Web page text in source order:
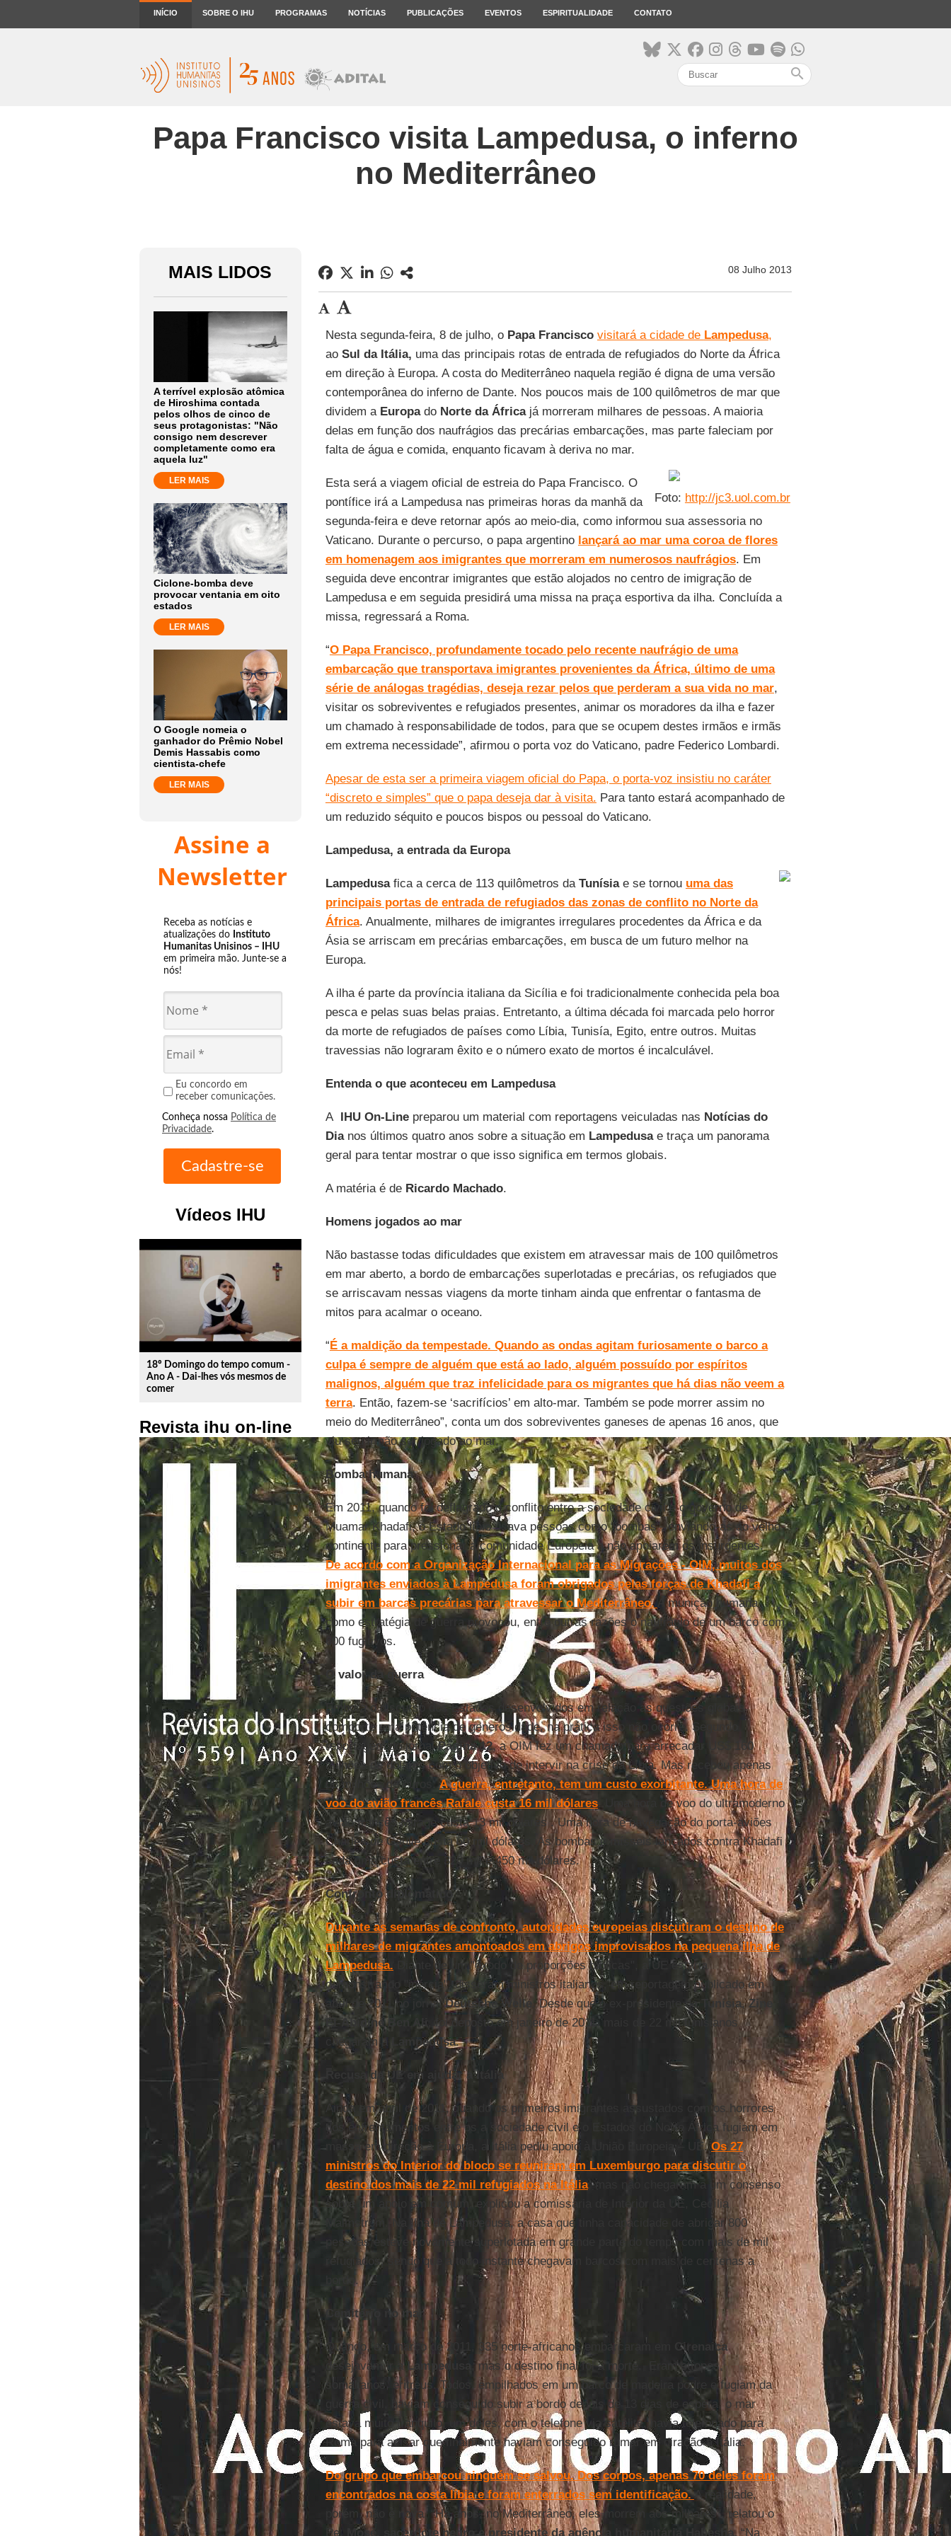
INÍCIO SOBRE O IHU PROGRAMAS NOTÍCIAS PUBLICAÇÕES EVENTOS ESPIRITUALIDADE CONTATO
search
Papa Francisco visita Lampedusa, o inferno
no Mediterrâneo
MAIS LIDOS
A terrível explosão atômica
de Hiroshima contada
pelos olhos de cinco de
seus protagonistas: "Não
consigo nem descrever
completamente como era
aquela luz"
LER MAIS
Ciclone-bomba deve
provocar ventania em oito
estados
LER MAIS
O Google nomeia o
ganhador do Prêmio Nobel
Demis Hassabis como
cientista-chefe
LER MAIS
Assine a
Newsletter
Receba as notícias e
atualizações do Instituto
Humanitas Unisinos – IHU
em primeira mão. Junte-se a
nós!
Eu concordo em
receber comunicações.
Conheça nossa Política de
Privacidade.
Vídeos IHU
play_circle_outline
18º Domingo do tempo comum -
Ano A - Dai-lhes vós mesmos de
comer
Revista ihu on-line
08 Julho 2013
Nesta segunda-feira, 8 de julho, oPapa Francisco visitará a cidade de Lampedusa,
ao Sul da Itália, uma das principais rotas de entrada de refugiados do Norte da África
em direção à Europa. A costa do Mediterrâneo naquela região é digna de uma versão
contemporânea do inferno de Dante. Nos poucos mais de 100 quilômetros de mar que
dividem a Europado Norte da Áfricajá morreram milhares de pessoas. A maioria
delas em função dos naufrágios das precárias embarcações, mas parte faleciam por
falta de água e comida, enquanto ficavam à deriva no mar.
Foto: http://jc3.uol.com.br
Esta será a viagem oficial de estreia do Papa Francisco. O
pontífice irá a Lampedusa nas primeiras horas da manhã da
segunda-feira e deve retornar após ao meio-dia, como informou sua assessoria no
Vaticano. Durante o percurso, o papa argentino lançará ao mar uma coroa de flores
em homenagem aos imigrantes que morreram em numerosos naufrágios. Em
seguida deve encontrar imigrantes que estão alojados no centro de imigração de
Lampedusa e em seguida presidirá uma missa na praça esportiva da ilha. Concluída a
missa, regressará a Roma.
“O Papa Francisco, profundamente tocado pelo recente naufrágio de uma
embarcação que transportava imigrantes provenientes da África, último de uma
série de análogas tragédias, deseja rezar pelos que perderam a sua vida no mar,
visitar os sobreviventes e refugiados presentes, animar os moradores da ilha e fazer
um chamado à responsabilidade de todos, para que se ocupem destes irmãos e irmãs
em extrema necessidade”, afirmou o porta voz do Vaticano, padre Federico Lombardi.
Apesar de esta ser a primeira viagem oficial do Papa, o porta-voz insistiu no caráter
“discreto e simples” que o papa deseja dar à visita. Para tanto estará acompanhado de
um reduzido séquito e poucos bispos ou pessoal do Vaticano.
Lampedusa, a entrada da Europa
Lampedusafica a cerca de 113 quilômetros da Tunísiae se tornou uma das
principais portas de entrada de refugiados das zonas de conflito no Norte da
África. Anualmente, milhares de imigrantes irregulares procedentes da África e da
Ásia se arriscam em precárias embarcações, em busca de um futuro melhor na
Europa.
A ilha é parte da província italiana da Sicília e foi tradicionalmente conhecida pela boa
pesca e pelas suas belas praias. Entretanto, a última década foi marcada pelo horror
da morte de refugiados de países como Líbia, Tunisía, Egito, entre outros. Muitas
travessias não lograram êxito e o número exato de mortos é incalculável.
Entenda o que aconteceu em Lampedusa
A IHU On-Linepreparou um material com reportagens veiculadas nas Notícias do
Dianos últimos quatro anos sobre a situação em Lampedusae traça um panorama
geral para tentar mostrar o que isso significa em termos globais.
A matéria é de Ricardo Machado.
Homens jogados ao mar
Não bastasse todas dificuldades que existem em atravessar mais de 100 quilômetros
em mar aberto, a bordo de embarcações superlotadas e precárias, os refugiados que
se arriscavam nessas viagens da morte tinham ainda que enfrentar o fantasma de
mitos para acalmar o oceano.
“É a maldição da tempestade. Quando as ondas agitam furiosamente o barco a
culpa é sempre de alguém que está ao lado, alguém possuído por espíritos
malignos, alguém que traz infelicidade para os migrantes que há dias não veem a
terra. Então, fazem-se ‘sacrifícios’ em alto-mar. Também se pode morrer assim no
meio do Mediterrâneo”, conta um dos sobreviventes ganeses de apenas 16 anos, que
viu seu irmão ser jogado ao mar.
Bomba humana
Em 2011, quando foi deflagrado o conflito entre a sociedade civil e o governo de
Muamar Khadafi, o Estado líbio usava pessoas como “bombas”, enviando-as ao velho
continente para pressionar a comunidade Europeia a não apoiarem os insurgentes.
De acordo com a Organização Internacional para as Migrações - OIM, muitos dos
imigrantes enviados à Lampedusa foram obrigados pelas forças de Khadafi a
subir em barcas precárias para atravessar o Mediterrâneo.
A munição humana
como estratégia de guerra provocou, entre outras razões o naufrágio de um barco com
600 fugitivos.
O valor da guerra
Embora o discurso dos Estados desenvolvidos em relação as questões globais
comporte uma potência de generosidade, na prática isso não ocorre. Segundo
reportagem do jornalPágina 12, a OIM fez um chamado para arrecadar US$ 160
milhões de dólares com o objetivo de intervir na crise da Líbia. Mas recebeu apenas
68 milhões de euros.A guerra, entretanto, tem um custo exorbitante. Uma hora de
voo do avião francês Rafale custa 16 mil dólares. Uma hora de voo do ultramoderno
avião francês Mirage custa 13 mil dólares . Uma hora de navegação do porta-aviões
Charles de Gaulle custa 60 mil dólares. As bombas e mísseis lançados contra Khadafi
cada uma custa entre 320 mil e 450 mil dólares.
Confronto diplomático
Durante as semanas de confronto, autoridades europeias discutiram o destino de
milhares de migrantes amontoados em abrigos improvisados na pequena ilha de
Lampedusa. Diante de um "êxodo de proporções bíblicas", a UE estaria
demonstrando "inércia", disseram ministros italianos, em reportagem publicado em
abril de 2011 no jornalDeutsche Welle . Desde que o ex-presidente da Tunísia,Zine
El-Abidine Ben Ali, foi deposto em janeiro de 2011, mais de 22 mil tunisianos
chegaram a
Lampedusa.
Recusa da UE em ajudar a Itália
Ainda em abril de 2011, quando os primeiros imigrantes assustados com os horrores
dos enfrentamentos entre os a sociedade civil e o Estados do Norte África fugiam em
massa em direção à Europa, a Itália pediu apoio à União Europeia – UE.Os 27
ministros do Interior do bloco se reuniram em Luxemburgo para discutir o
destino dos mais de 22 mil refugiados na Itália, mas não chegaram a um consenso
sobre um apoio em comum, explicou a comissária de Interior da UE, Cecília
Malmström. Na Ilha de Lampedusa, a casa que tinha capacidade de abrigar 800
pessoas esteve novamente superlotada em grande parte do tempo com mais de mil
refugiados, sendo que a todo instante chegavam barcos com mais de centenas a
bordo.
Cemitério no mar
Quando, em março de 2011, 335 norte-africanos embarcaram em
Cirenaica
desejavam ir aLampedusa , mas o destino final foi a morte. Eram etíopes,
somalianos, eritreus. Todos, empilhados em um barco de madeira podre e fugiam da
guerra civil, haviam conseguido subir a bordo depois de 13 dias de espera, o mar
estava muito tranquilo, um deles, com o telefone via satélite, havia telefonado para
Roma para avisar que finalmente haviam conseguido rumar em diração à Itália.
Do grupo que embarcou ninguém se salvou. Dos corpos, apenas 70 deles foram
encontrados na costa líbia e foram enterrados sem identificação. A realidade,
porém, não é nova. “Há anos, no Mediterrâneo, eles morrem aos milhares", relatou o
Pe.
Mosè, sacerdote negro e presidente da agência humanitária Habesha. “Na